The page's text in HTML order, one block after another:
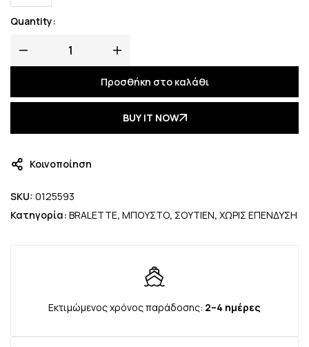
Quantity:
Προσθήκη στο καλάθι
BUY IT NOW
Κοινοποίηση
SKU: 0125593
Κατηγορία: BRALETTE, ΜΠΟΥΣΤΟ, ΣΟΥΤΙΕΝ, ΧΩΡΙΣ ΕΠΕΝΔΥΣΗ
Εκτιμώμενος χρόνος παράδοσης: 2–4 ημέρες